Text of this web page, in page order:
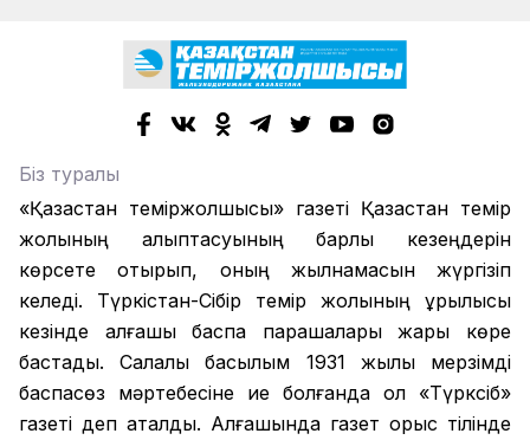
Біз туралы
«Қазақстан теміржолшысы» газеті Қазақстан темір
жолының қалыптасуының барлық кезеңдерін
көрсете отырып, оның жылнамасын жүргізіп
келеді. Түркістан-Сібір темір жолының құрылысы
кезінде алғашқы баспа парақшалары жарық көре
бастады. Салалық басылым 1931 жылы мерзімді
баспасөз мәртебесіне ие болғанда ол «Түрксіб»
газеті деп аталды. Алғашында газет орыс тілінде